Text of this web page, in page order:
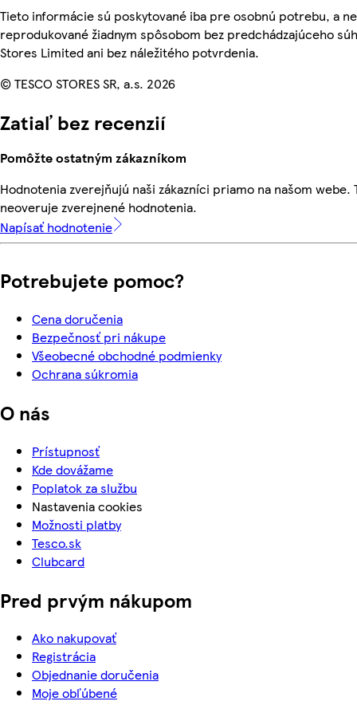
Tieto informácie sú poskytované iba pre osobnú potrebu, a
reprodukované žiadnym spôsobom bez predchádzajúceho
Stores Limited ani bez náležitého potvrdenia.
© TESCO STORES SR, a.s. 2026
Zatiaľ bez recenzií
Pomôžte ostatným zákazníkom
Hodnotenia zverejňujú naši zákazníci priamo na našom webe.
neoveruje zverejnené hodnotenia.
Napísať hodnotenie
Potrebujete pomoc?
Cena doručenia
Bezpečnosť pri nákupe
Všeobecné obchodné podmienky
Ochrana súkromia
O nás
Prístupnosť
Kde dovážame
Poplatok za službu
Nastavenia cookies
Možnosti platby
Tesco.sk
Clubcard
Pred prvým nákupom
Ako nakupovať
Registrácia
Objednanie doručenia
Moje obľúbené